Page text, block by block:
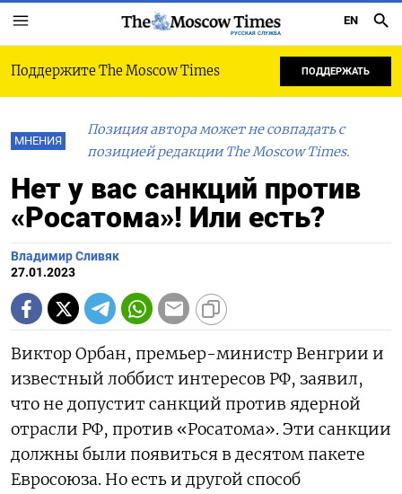
РУССКАЯ СЛУЖБА
EN
Поддержите The Moscow Times ПОДДЕРЖАТЬ
МНЕНИЯ
Позиция автора может не совпадать с
позицией редакции The Moscow Times.
Нет у вас санкций против
«Росатома»! Или есть?
Владимир Сливяк
27.01.2023
Виктор Орбан, премьер-министр Венгрии и
известный лоббист интересов РФ, заявил,
что не допустит санкций против ядерной
отрасли РФ, против «Росатома». Эти санкции
должны были появиться в десятом пакете
Евросоюза. Но есть и другой способ